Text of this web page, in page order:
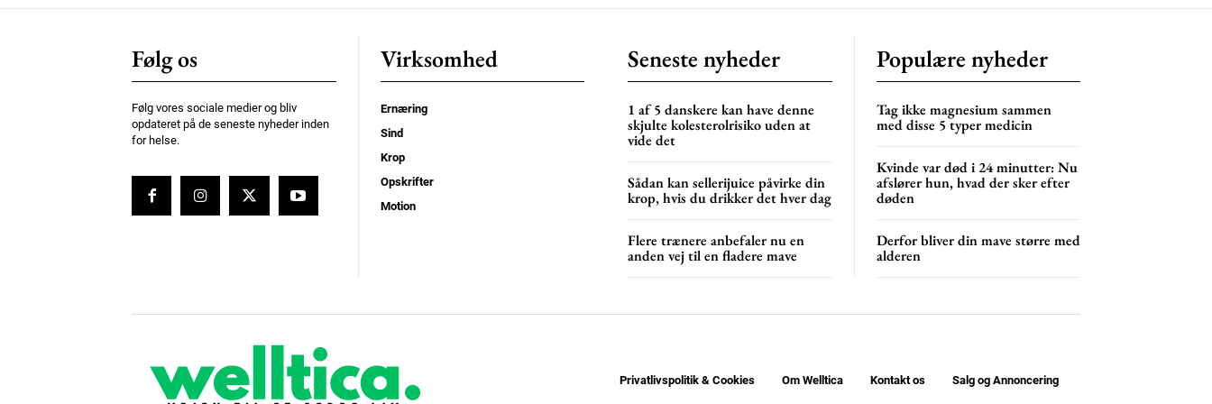
Følg os
Følg vores sociale medier og bliv
opdateret på de seneste nyheder inden
for helse.
Virksomhed
Ernæring
Sind
Krop
Opskrifter
Motion
Seneste nyheder
1 af 5 danskere kan have denne
skjulte kolesterolrisiko uden at
vide det
Sådan kan sellerijuice påvirke din
krop, hvis du drikker det hver dag
Flere trænere anbefaler nu en
anden vej til en fladere mave
Populære nyheder
Tag ikke magnesium sammen
med disse 5 typer medicin
Kvinde var død i 24 minutter: Nu
afslører hun, hvad der sker efter
døden
Derfor bliver din mave større med
alderen
Privatlivspolitik & Cookies Om Welltica Kontakt os Salg og Annoncering